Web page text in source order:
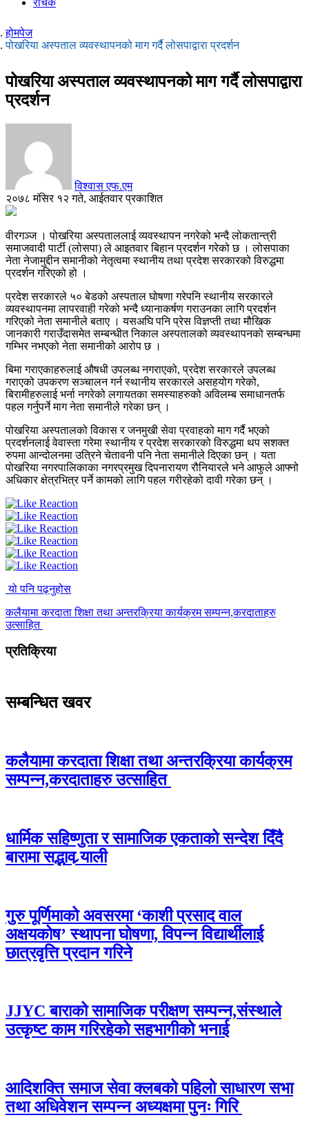
रोचक
होमपेज
पोखरिया अस्पताल व्यवस्थापनको माग गर्दै लोसपाद्वारा प्रदर्शन
पोखरिया अस्पताल व्यवस्थापनको माग गर्दै लोसपाद्वारा
प्रदर्शन
विश्वास एफ.एम
२०७८ मंसिर १२ गते, आईतवार प्रकाशित
वीरगञ्ज । पोखरिया अस्पताललाई व्यवस्थापन नगरेको भन्दै लोकतान्त्री
समाजवादी पार्टी (लोसपा) ले आइतवार बिहान प्रदर्शन गरेको छ । लोसपाका
नेता नेजामुद्दीन समानीको नेतृत्वमा स्थानीय तथा प्रदेश सरकारको विरुद्धमा
प्रदर्शन गरिएको हो ।
प्रदेश सरकारले ५० बेडको अस्पताल घोषणा गरेपनि स्थानीय सरकारले
व्यवस्थापनमा लापरवाही गरेको भन्दै ध्यानाकर्षण गराउनका लागि प्रदर्शन
गरिएको नेता समानीले बताए । यसअघि पनि प्रेस विज्ञप्ती तथा मौखिक
जानकारी गराउँदासमेत सम्बन्धीत निकाल अस्पतालको व्यवस्थापनको सम्बन्धमा
गम्भिर नभएको नेता समानीको आरोप छ ।
बिमा गराएकाहरुलाई औषधी उपलब्ध नगराएको, प्रदेश सरकारले उपलब्ध
गराएको उपकरण सञ्चालन गर्न स्थानीय सरकारले असहयोग गरेको,
बिरामीहरुलाई भर्ना नगरेको लगायतका समस्याहरुको अविलम्ब समाधानतर्फ
पहल गर्नुपर्ने माग नेता समानीले गरेका छन् ।
पोखरिया अस्पतालको विकास र जनमुखी सेवा प्रवाहको माग गर्दै भएको
प्रदर्शनलाई वेवास्ता गरेमा स्थानीय र प्रदेश सरकारको विरुद्धमा थप सशक्त
रुपमा आन्दोलनमा उत्रिने चेतावनी पनि नेता समानीले दिएका छन् । यता
पोखरिया नगरपालिकाका नगरप्रमुख दिपनारायण रौनियारले भने आफुले आफ्नो
अधिकार क्षेत्रभित्र पर्ने कामको लागि पहल गरीरहेको दावी गरेका छन् ।
यो पनि पढ्नुहोस
कलैयामा करदाता शिक्षा तथा अन्तरक्रिया कार्यक्रम सम्पन्न,करदाताहरु
उत्साहित
प्रतिक्रिया
सम्बन्धित खवर
कलैयामा करदाता शिक्षा तथा अन्तरक्रिया कार्यक्रम
सम्पन्न,करदाताहरु उत्साहित
धार्मिक सहिष्णुता र सामाजिक एकताको सन्देश दिँदै
बारामा सद्भाव र्‍याली
गुरु पूर्णिमाको अवसरमा ‘काशी प्रसाद वाल
अक्षयकोष’ स्थापना घोषणा, विपन्न विद्यार्थीलाई
छात्रवृत्ति प्रदान गरिने
JJYC बाराको सामाजिक परीक्षण सम्पन्न,संस्थाले
उत्कृष्ट काम गरिरहेको सहभागीको भनाई
आदिशक्ति समाज सेवा क्लबको पहिलो साधारण सभा
तथा अधिवेशन सम्पन्न अध्यक्षमा पुनः गिरि